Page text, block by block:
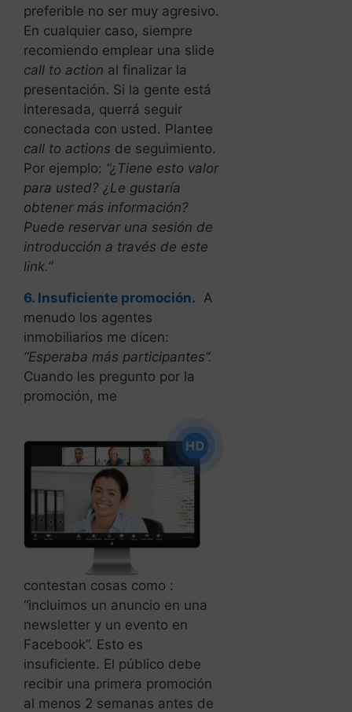
preferible no ser muy agresivo.
En cualquier caso, siempre
recomiendo emplear una slide
call to action al finalizar la
presentación. Si la gente está
interesada, querrá seguir
conectada con usted. Plantee
call to actions de seguimiento.
Por ejemplo: “¿Tiene esto valor
para usted? ¿Le gustaría
obtener más información?
Puede reservar una sesión de
introducción a través de este
link.”
6. Insuficiente promoción. A
menudo los agentes
inmobiliarios me dicen:
“Esperaba más participantes”.
Cuando les pregunto por la
promoción, me
contestan cosas como :
“incluimos un anuncio en una
newsletter y un evento en
Facebook”. Esto es
insuficiente. El público debe
recibir una primera promoción
al menos 2 semanas antes de